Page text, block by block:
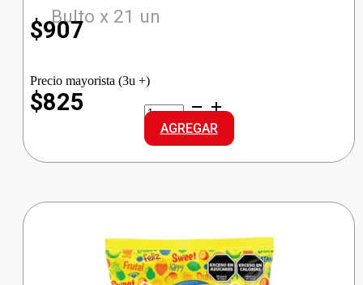
Bulto x 21 un
$907
Precio mayorista (3u +)
$825
HAMLET
TABLETA
LEC/COOKIES
cantidad
AGREGAR